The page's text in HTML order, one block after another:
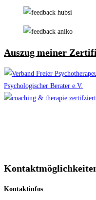
Auszug meiner
Kontaktinfos